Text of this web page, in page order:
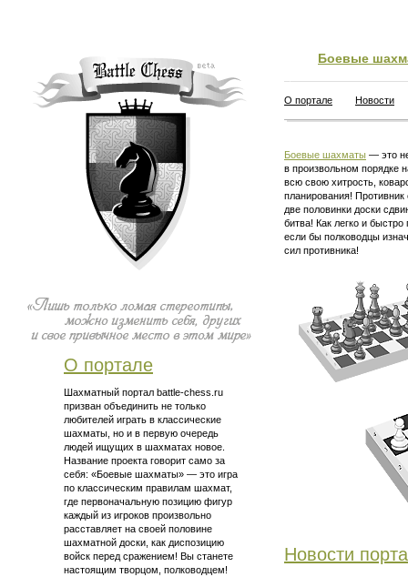
О портале
Шахматный портал battle-chess.ru
призван объединить не только
любителей играть в классические
шахматы, но и в первую очередь
людей ищущих в шахматах новое.
Название проекта говорит само за
себя: «Боевые шахматы» — это игра
по классическим правилам шахмат,
где первоначальную позицию фигур
каждый из игроков произвольно
расставляет на своей половине
шахматной доски, как диспозицию
войск перед сражением! Вы станете
настоящим творцом, полководцем!
Боевые
О портале Новости
Боевые шахматы — это
в произвольном порядке
всю свою хитрость,
планирования!
две половинки доски
битва! Как легко и
если бы полководцы
сил противника!
Новости